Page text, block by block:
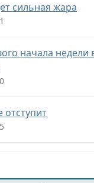
сильная жара
начала недели
отступит